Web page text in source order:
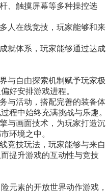
、触摸屏幕等多种操控选
人在线竞技，玩家能够和来
就体系，玩家能够通过达成
与自由探索机制赋予玩家极
好安排游戏进程。
与活动，搭配完善的装备体
程中始终充满挑战与乐趣。
与画面技术，为玩家打造沉
环境之中。
竞技玩法，玩家能够与来自
提升游戏的互动性与竞技
元素的开放世界动作游戏，